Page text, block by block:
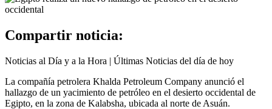
Compartir noticia:
Noticias al Día y a la Hora | Últimas Noticias del día de hoy
La compañía petrolera Khalda Petroleum Company anunció el
hallazgo de un yacimiento de petróleo en el desierto occidental de
Egipto, en la zona de Kalabsha, ubicada al norte de Asuán.